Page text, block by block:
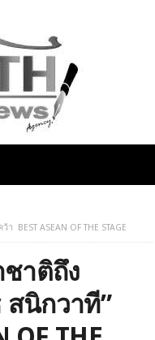
ASEAN OF THE STAGE
าติถึง
สนิกวาที”